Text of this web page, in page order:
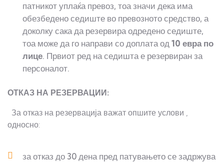
патникот уплаќа превоз, тоа значи дека има
обезбедено седиште во превозното средство, а
доколку сака да резервира одредено седиште,
тоа може да го направи со доплата од 10 евра по
лице. Првиот ред на седишта е резервиран за
персоналот.
ОТКАЗ НА РЕЗЕРВАЦИИ:
За отказ на резервација важат опшите услови ,
односно:
за отказ до 30 дена пред патувањето се задржува